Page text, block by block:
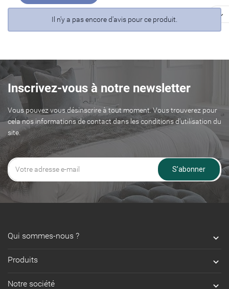

Il n'y a pas encore d'avis pour ce produit.
Inscrivez-vous à notre newsletter
Vous pouvez vous désinscrire à tout moment. Vous trouverez pour
cela nos informations de contact dans les conditions d'utilisation du
site.
S’abonner
Qui sommes-nous ? 
Produits 
Notre société 